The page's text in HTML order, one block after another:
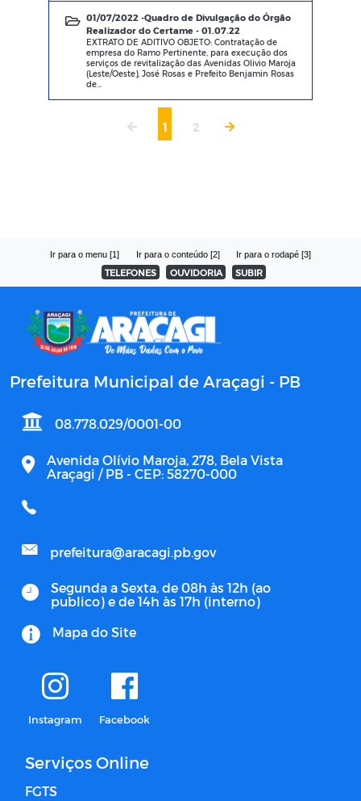
01/07/2022 -Quadro de Divulgação do Órgão
Realizador do Certame - 01.07.22
EXTRATO DE ADITIVO OBJETO: Contratação de
empresa do Ramo Pertinente, para execução dos
serviços de revitalização das Avenidas Olivio Maroja
(Leste/Oeste), José Rosas e Prefeito Benjamin Rosas
de...
1 2
Ir para o menu [1] Ir para o conteúdo [2] Ir para o rodapé [3]
TELEFONES OUVIDORIA SUBIR
Prefeitura Municipal de Araçagi - PB
08.778.029/0001-00
Avenida Olívio Maroja, 278, Bela Vista
Araçagi / PB - CEP: 58270-000
prefeitura@aracagi.pb.gov
Segunda a Sexta, de 08h às 12h (ao
publico) e de 14h às 17h (interno)
Mapa do Site
Instagram Facebook
Serviços Online
FGTS